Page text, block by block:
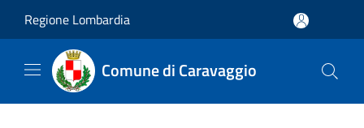
Regione Lombardia
Comune di Caravaggio